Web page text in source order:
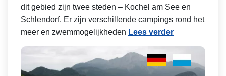
dit gebied zijn twee steden – Kochel am See en
Schlendorf. Er zijn verschillende campings rond het
meer en zwemmogelijkheden Lees verder